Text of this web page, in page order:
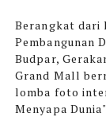
Berangkat dari
Pembangunan
Budpar,
Grand Mall
lomba foto
Menyapa